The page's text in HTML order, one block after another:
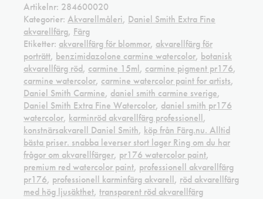
Artikelnr: 284600020
Kategorier: Akvarellmåleri, Daniel Smith Extra Fine
akvarellfärg, Färg
Etiketter: akvarellfärg för blommor, akvarellfärg för
porträtt, benzimidazolone carmine watercolor, botanisk
akvarellfärg röd, carmine 15ml, carmine pigment pr176,
carmine watercolor, carmine watercolor paint for artists,
Daniel Smith Carmine, daniel smith carmine sverige,
Daniel Smith Extra Fine Watercolor, daniel smith pr176
watercolor, karminröd akvarellfärg professionell,
konstnärsakvarell Daniel Smith, köp från Färg.nu. Alltid
bästa priser. snabba leverser stort lager Ring om du har
frågor om akvarellfärger, pr176 watercolor paint,
premium red watercolor paint, professionell akvarellfärg
pr176, professionell karminfärg akvarell, röd akvarellfärg
med hög ljusäkthet, transparent röd akvarellfärg